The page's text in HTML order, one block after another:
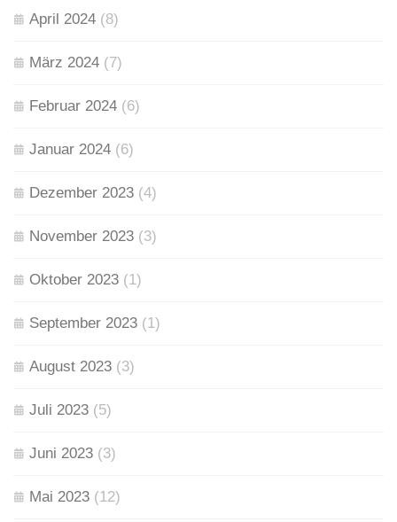
April 2024 (8)
März 2024 (7)
Februar 2024 (6)
Januar 2024 (6)
Dezember 2023 (4)
November 2023 (3)
Oktober 2023 (1)
September 2023 (1)
August 2023 (3)
Juli 2023 (5)
Juni 2023 (3)
Mai 2023 (12)